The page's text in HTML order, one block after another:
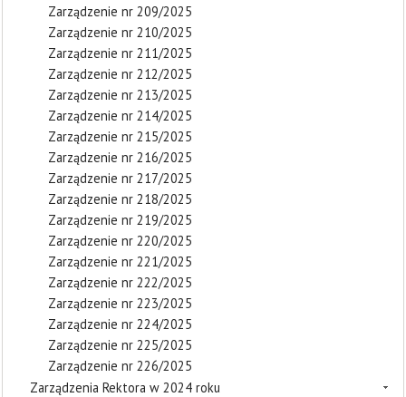
Zarządzenie nr 209/2025
Zarządzenie nr 210/2025
Zarządzenie nr 211/2025
Zarządzenie nr 212/2025
Zarządzenie nr 213/2025
Zarządzenie nr 214/2025
Zarządzenie nr 215/2025
Zarządzenie nr 216/2025
Zarządzenie nr 217/2025
Zarządzenie nr 218/2025
Zarządzenie nr 219/2025
Zarządzenie nr 220/2025
Zarządzenie nr 221/2025
Zarządzenie nr 222/2025
Zarządzenie nr 223/2025
Zarządzenie nr 224/2025
Zarządzenie nr 225/2025
Zarządzenie nr 226/2025
Zarządzenia Rektora w 2024 roku